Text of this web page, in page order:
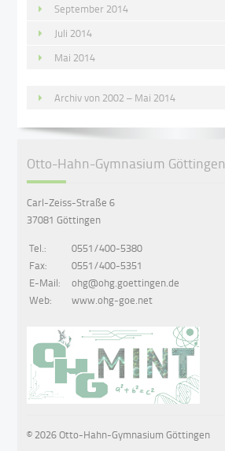
September 2014
Juli 2014
Mai 2014
Archiv von 2002 – Mai 2014
Otto-Hahn-Gymnasium Göttingen
Carl-Zeiss-Straße 6
37081 Göttingen
Tel.:
0551/400-5380
Fax:
0551/400-5351
E-Mail:
ohg@ohg.goettingen.de
Web:
www.ohg-goe.net
© 2026 Otto-Hahn-Gymnasium Göttingen